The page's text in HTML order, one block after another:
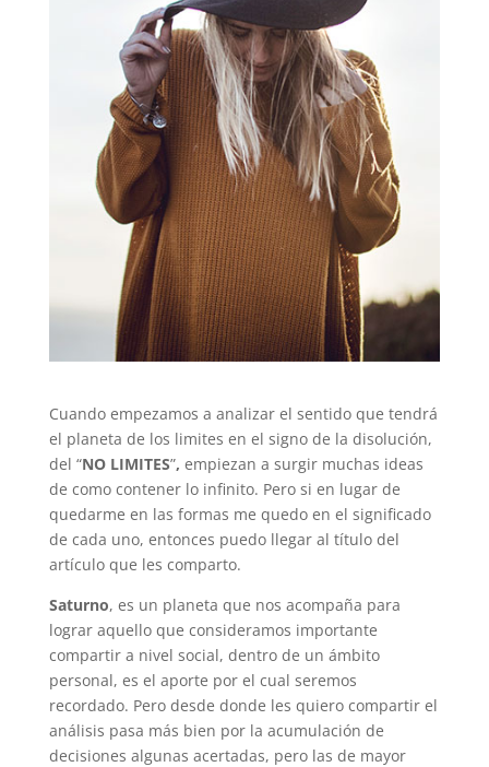
Cuando empezamos a analizar el sentido que tendrá
el planeta de los limites en el signo de la disolución,
del “NO LIMITES”, empiezan a surgir muchas ideas
de como contener lo infinito. Pero si en lugar de
quedarme en las formas me quedo en el significado
de cada uno, entonces puedo llegar al título del
artículo que les comparto.
Saturno, es un planeta que nos acompaña para
lograr aquello que consideramos importante
compartir a nivel social, dentro de un ámbito
personal, es el aporte por el cual seremos
recordado. Pero desde donde les quiero compartir el
análisis pasa más bien por la acumulación de
decisiones algunas acertadas, pero las de mayor